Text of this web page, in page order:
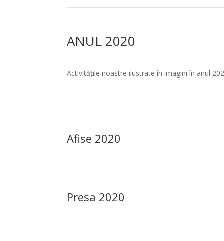
ANUL 2020
Activitățile noastre ilustrate în imagini în anul
Afise 2020
Presa 2020